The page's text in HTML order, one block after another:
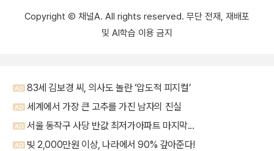
Copyright Ⓒ 채널A. All rights reserved. 무단 전재, 재배포
및 AI학습 이용 금지